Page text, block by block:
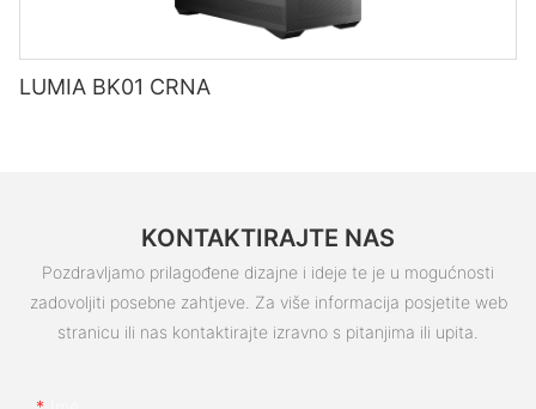
LUMIA BK01 CRNA
KONTAKTIRAJTE NAS
Pozdravljamo prilagođene dizajne i ideje te je u mogućnosti
zadovoljiti posebne zahtjeve. Za više informacija posjetite web
stranicu ili nas kontaktirajte izravno s pitanjima ili upita.